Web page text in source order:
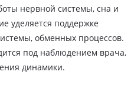
нервной системы, сна и
уделяется поддержке
обменных процессов.
под наблюдением врача,
динамики.